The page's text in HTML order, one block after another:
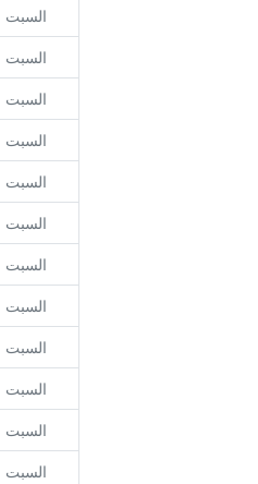
السبت
السبت
السبت
السبت
السبت
السبت
السبت
السبت
السبت
السبت
السبت
السبت